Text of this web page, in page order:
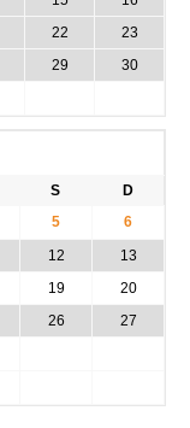
22
23
29
30
S
D
5
6
12
13
19
20
26
27